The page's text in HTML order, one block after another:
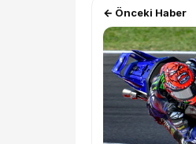
← Önceki Haber